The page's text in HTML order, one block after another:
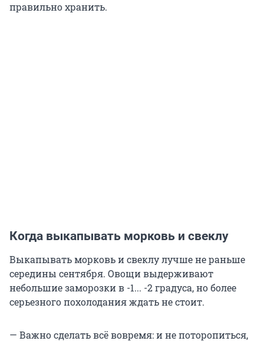
правильно хранить.
Когда выкапывать морковь и свеклу
Выкапывать морковь и свеклу лучше не раньше
середины сентября. Овощи выдерживают
небольшие заморозки в -1... -2 градуса, но более
серьезного похолодания ждать не стоит.
— Важно сделать всё вовремя: и не поторопиться,